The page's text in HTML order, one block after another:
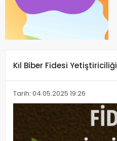
Kıl Biber Fidesi Yetiştiriciliği
Tarih: 04.05.2025 19:26